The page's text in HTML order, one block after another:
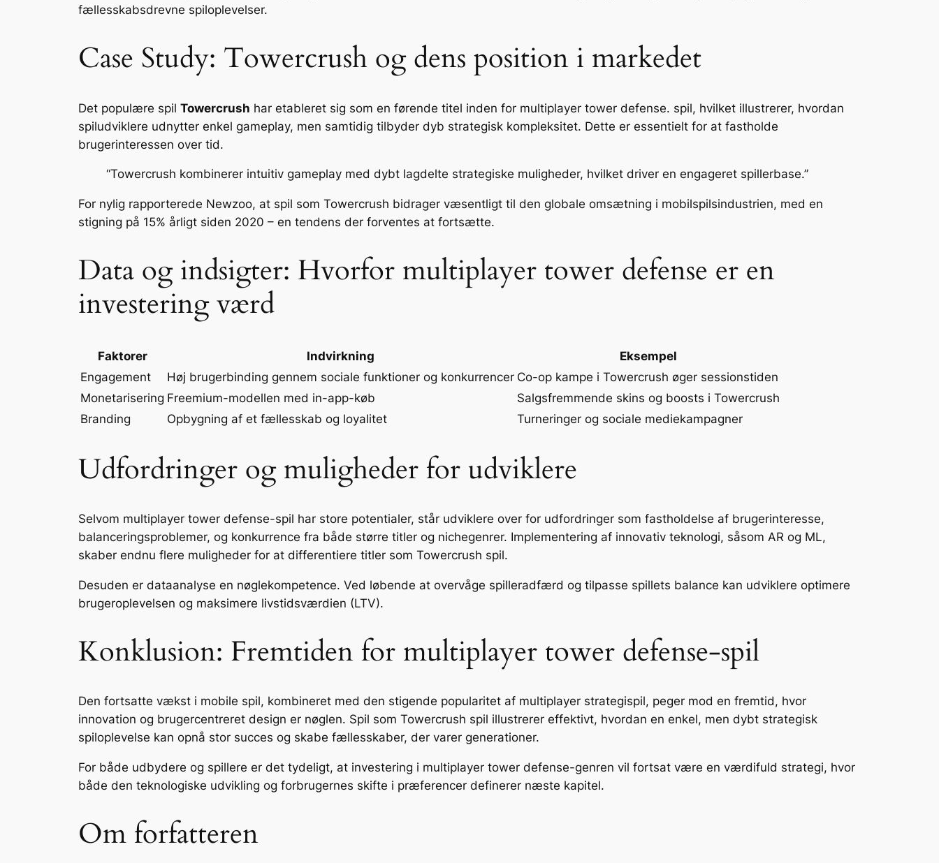
fællesskabsdrevne spiloplevelser.
Case Study: Towercrush og dens position i markedet
Det populære spil Towercrush har etableret sig som en førende titel inden for multiplayer tower defense. spil, hvilket illustrerer, hvordan
spiludviklere udnytter enkel gameplay, men samtidig tilbyder dyb strategisk kompleksitet. Dette er essentielt for at fastholde
brugerinteressen over tid.
“Towercrush kombinerer intuitiv gameplay med dybt lagdelte strategiske muligheder, hvilket driver en engageret spillerbase.”
For nylig rapporterede Newzoo, at spil som Towercrush bidrager væsentligt til den globale omsætning i mobilspilsindustrien, med en
stigning på 15% årligt siden 2020 – en tendens der forventes at fortsætte.
Data og indsigter: Hvorfor multiplayer tower defense er en
investering værd
Faktorer Indvirkning
Eksempel
Engagement
Høj brugerbinding gennem sociale funktioner og konkurrencer Co-op kampe i Towercrush øger sessionstiden
Monetarisering Freemium-modellen med in-app-køb
Salgsfremmende skins og boosts i Towercrush
Branding
Opbygning af et fællesskab og loyalitet Turneringer og sociale mediekampagner
Udfordringer og muligheder for udviklere
Selvom multiplayer tower defense-spil har store potentialer, står udviklere over for udfordringer som fastholdelse af brugerinteresse,
balanceringsproblemer, og konkurrence fra både større titler og nichegenrer. Implementering af innovativ teknologi, såsom AR og ML,
skaber endnu flere muligheder for at differentiere titler som Towercrush spil.
Desuden er dataanalyse en nøglekompetence. Ved løbende at overvåge spilleradfærd og tilpasse spillets balance kan udviklere optimere
brugeroplevelsen og maksimere livstidsværdien (LTV).
Konklusion: Fremtiden for multiplayer tower defense-spil
Den fortsatte vækst i mobile spil, kombineret med den stigende popularitet af multiplayer strategispil, peger mod en fremtid, hvor
innovation og brugercentreret design er nøglen. Spil som Towercrush spil illustrerer effektivt, hvordan en enkel, men dybt strategisk
spiloplevelse kan opnå stor succes og skabe fællesskaber, der varer generationer.
For både udbydere og spillere er det tydeligt, at investering i multiplayer tower defense-genren vil fortsat være en værdifuld strategi, hvor
både den teknologiske udvikling og forbrugernes skifte i præferencer definerer næste kapitel.
Om forfatteren